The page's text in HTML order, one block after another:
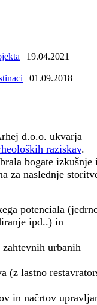
| 19.04.2021
| 01.09.2018
d.o.o. ukvarja
raziskav.
bogate izkušnje
za naslednje
potenciala
ipd..) in
urbanih
(z lastno
in načrtov